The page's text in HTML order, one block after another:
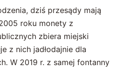
dziś przesądy mają
roku monety z
zbiera miejski
z nich jadłodajnie dla
W 2019 r. z samej fontanny